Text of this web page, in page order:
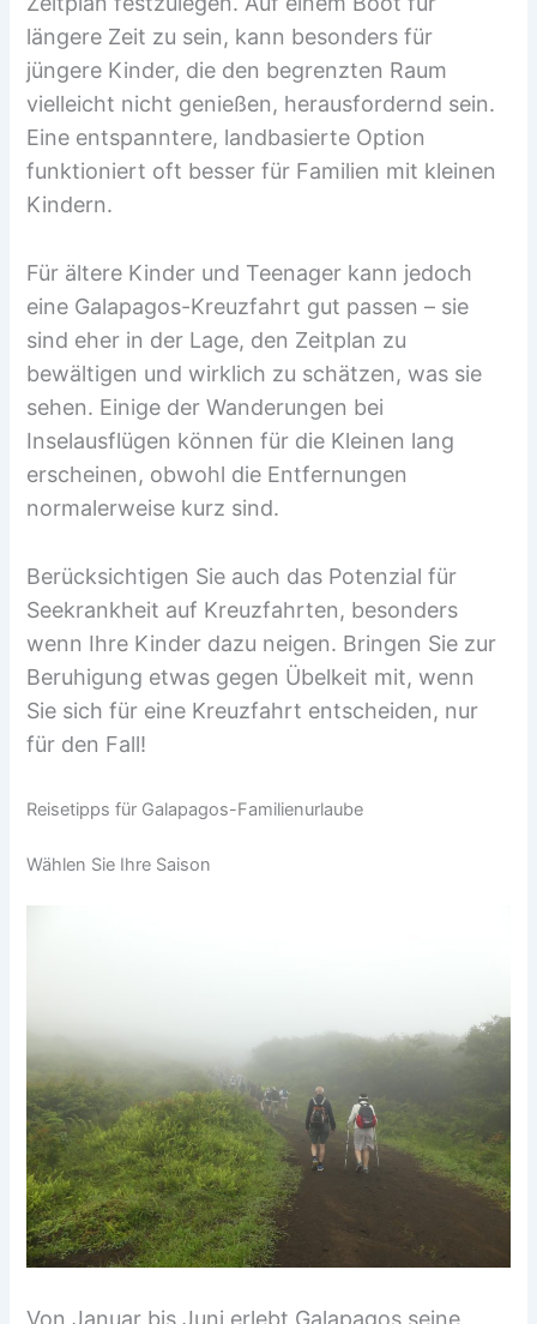
längere Zeit zu sein, kann besonders für
jüngere Kinder, die den begrenzten Raum
vielleicht nicht genießen, herausfordernd sein.
Eine entspanntere, landbasierte Option
funktioniert oft besser für Familien mit kleinen
Kindern.
Für ältere Kinder und Teenager kann jedoch
eine Galapagos-Kreuzfahrt gut passen – sie
sind eher in der Lage, den Zeitplan zu
bewältigen und wirklich zu schätzen, was sie
sehen. Einige der Wanderungen bei
Inselausflügen können für die Kleinen lang
erscheinen, obwohl die Entfernungen
normalerweise kurz sind.
Berücksichtigen Sie auch das Potenzial für
Seekrankheit auf Kreuzfahrten, besonders
wenn Ihre Kinder dazu neigen. Bringen Sie zur
Beruhigung etwas gegen Übelkeit mit, wenn
Sie sich für eine Kreuzfahrt entscheiden, nur
für den Fall!
Reisetipps für Galapagos-Familienurlaube
Wählen Sie Ihre Saison
Von Januar bis Juni erlebt Galapagos seine